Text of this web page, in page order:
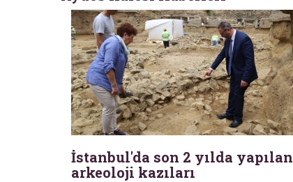
İstanbul'da son 2 yılda yapılan
arkeoloji kazıları